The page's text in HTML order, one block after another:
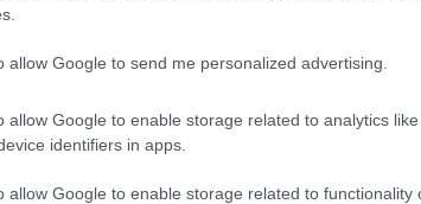
allow Google to send me personalized advertising.
allow Google to enable storage related to analytics
identifiers in apps.
allow Google to enable storage related to functionality
kiterjedt vasúti rendszerrel
is érintett. Az égbe szökő költségek és
jelentenek.
a világjárvány idején, és az elmúlt két